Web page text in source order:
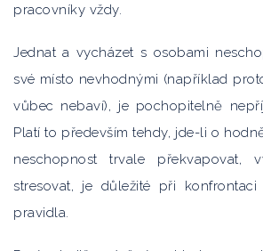
pracovníky vždy.
Jednat a vycházet s osobami
své místo nevhodnými (například
vůbec nebaví), je pochopitelně
Platí to především tehdy, jde-li o
neschopnost trvale
stresovat, je důležité při
pravidla.